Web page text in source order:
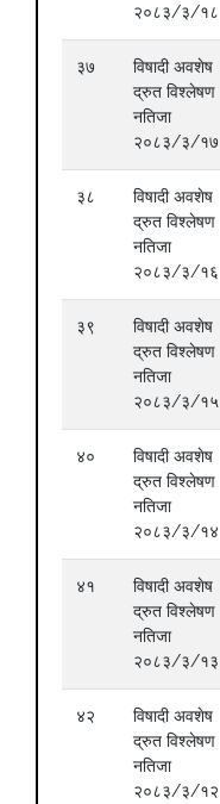
२०८३/३/१८
३७
विषादी अवशेष
द्रुत विश्लेषण
नतिजा
२०८३/३/१७
३८
विषादी अवशेष
द्रुत विश्लेषण
नतिजा
२०८३/३/१६
३९
विषादी अवशेष
द्रुत विश्लेषण
नतिजा
२०८३/३/१५
४०
विषादी अवशेष
द्रुत विश्लेषण
नतिजा
२०८३/३/१४
४१
विषादी अवशेष
द्रुत विश्लेषण
नतिजा
२०८३/३/१३
४२
विषादी अवशेष
द्रुत विश्लेषण
नतिजा
२०८३/३/१२